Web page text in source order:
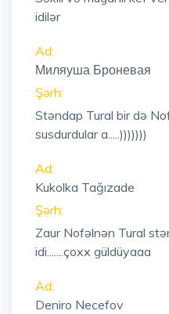
idilər
Ad:
Миляуша Броневая
Şərh:
Stəndap Tural bir də
susdurdular a.....)))))))
Ad:
Kukolka Tağızade
Şərh:
Zaur Nofəlnən Tural
idi.......çoxx güldüyaaa
Ad:
Deniro Necefov